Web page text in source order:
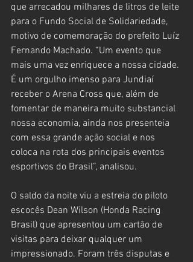
que arrecadou milhares de litros de leite
para o Fundo Social de Solidariedade,
motivo de comemoração do prefeito Luíz
Fernando Machado. “Um evento que
mais uma vez enriquece a nossa cidade.
É um orgulho imenso para Jundiaí
receber o Arena Cross que, além de
fomentar de maneira muito substancial
nossa economia, ainda nos presenteia
com essa grande ação social e nos
coloca na rota dos principais eventos
esportivos do Brasil”, analisou.
O saldo da noite viu a estreia do piloto
escocês Dean Wilson (Honda Racing
Brasil) que apresentou um cartão de
visitas para deixar qualquer um
impressionado. Foram três disputas e